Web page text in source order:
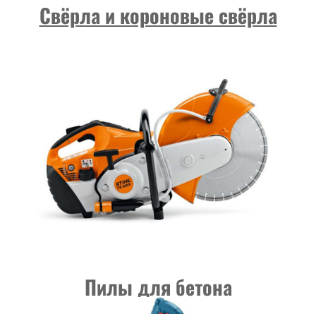
Свёрла и короновые свёрла
Пилы для бетона